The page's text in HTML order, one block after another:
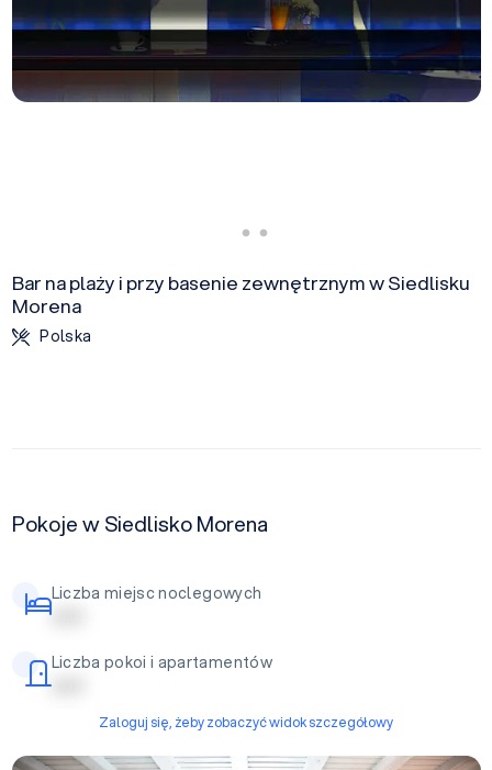
Bar na plaży i przy basenie zewnętrznym w Siedlisku
Morena
Polska
Pokoje w Siedlisko Morena
Liczba miejsc noclegowych
| | | | |
Liczba pokoi i apartamentów
| | | | |
Zaloguj się, żeby zobaczyć widok szczegółowy